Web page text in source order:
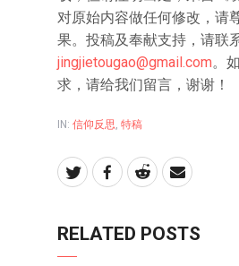
对原始内容做任何修改，请
果。投稿及奉献支持，请联
jingjietougao@gmail.com。
求，请给我们留言，谢谢！
IN: 信仰反思, 特稿
RELATED POSTS